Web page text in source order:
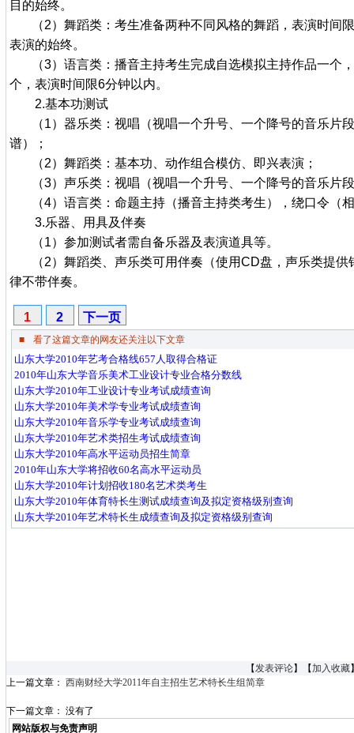
目的始终。
（2）舞蹈类：考生准备两种不同风格的舞蹈，表演时间
表演的始终。
（3）语言类：播音主持考生完成自选模拟主持作品一个
个，表演时间限6分钟以内。
2.基本功测试
（1）器乐类：视唱（视唱一个升号、一个降号的音乐片
谱）；
（2）舞蹈类：基本功、动作组合模仿、即兴表演；
（3）声乐类：视唱（视唱一个升号、一个降号的音乐片
（4）语言类：命题主持（播音主持类考生），绕口令（
3.乐器、用具及伴奏
（1）参加测试者需自备乐器及表演道具等。
（2）舞蹈类、声乐类可用伴奏（使用CD盘，声乐类提供
律不带伴奏。
1 2 下一页
■ 看了这篇文章的网友还关注以下文章
山东大学2010年艺考合格线657人取得合格证
2010年山东大学音乐美术工业设计专业合格分数线
山东大学2010年工业设计专业考试成绩查询
山东大学2010年美术学专业考试成绩查询
山东大学2010年音乐学专业考试成绩查询
山东大学2010年艺术类招生考试成绩查询
山东大学2010年高水平运动员招生简章
2010年山东大学将招收60名高水平运动员
山东大学2010年计划招收180名艺术类考生
山东大学2010年体育特长生测试成绩查询及拟定资格级别查询
山东大学2010年艺术特长生成绩查询及拟定资格级别查询
【发表评论】【加入收藏
上一篇文章： 西南财经大学2011年自主招生艺术特长生组简章
下一篇文章： 没有了
网站版权与免责声明